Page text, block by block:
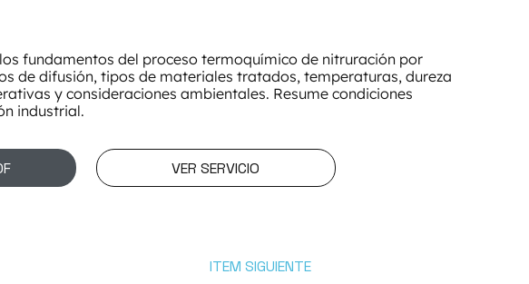
ITEM SIGUIENTE
fundamentos del proceso termoquímico de nitruración por
de difusión, tipos de materiales tratados, temperaturas, dureza
y consideraciones ambientales. Resume condiciones
industrial.
VER SERVICIO